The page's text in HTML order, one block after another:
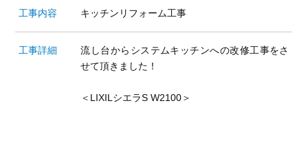
工事内容 キッチンリフォーム工事
工事詳細
流し台からシステムキッチンへの改修工事をさ
せて頂きました！
＜LIXILシエラS W2100＞